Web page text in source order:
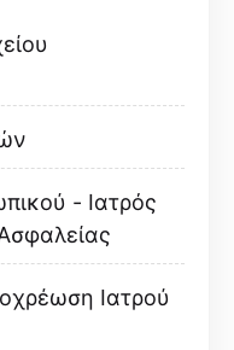
- Ιατρός
Ιατρού